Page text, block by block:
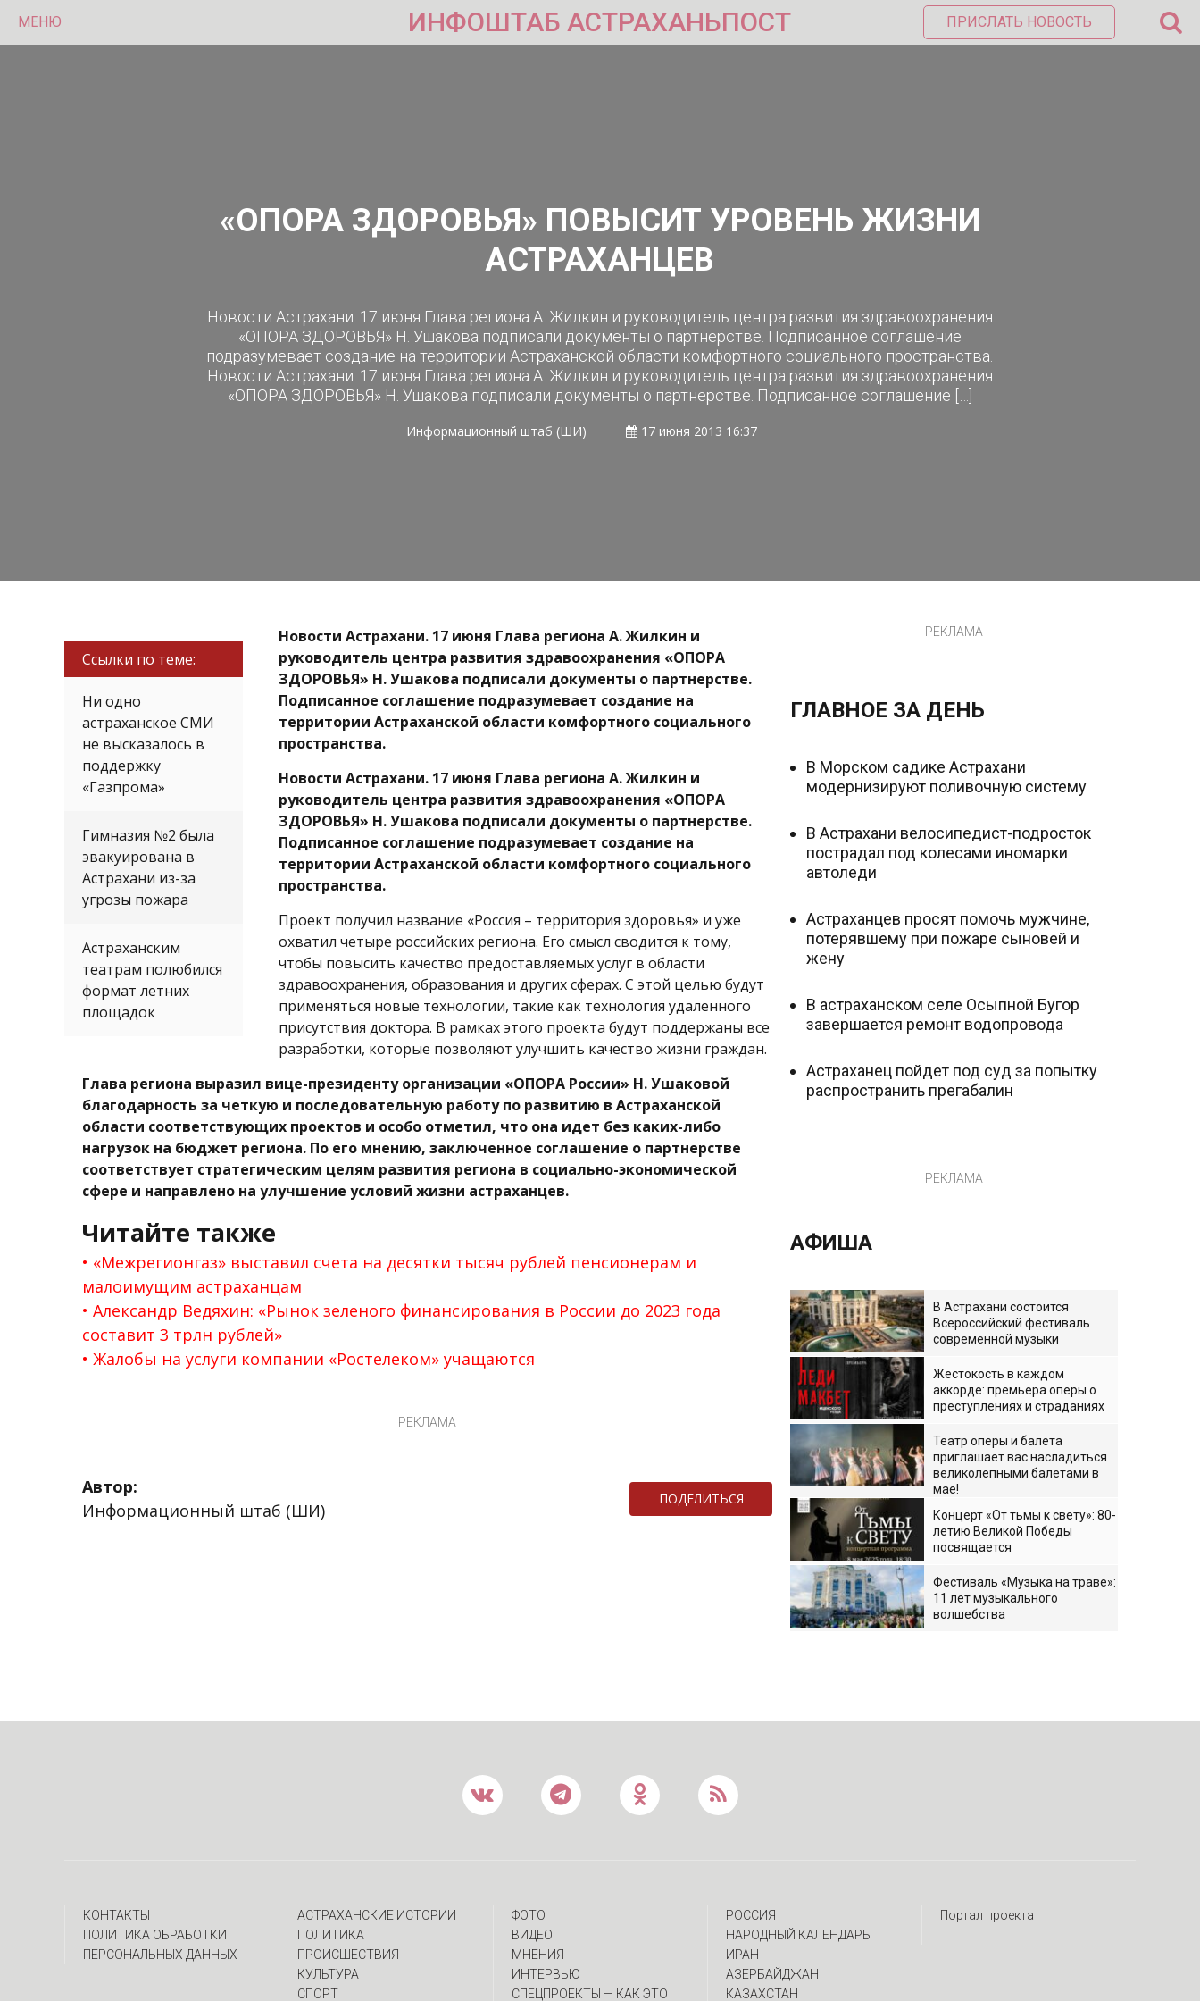
МЕНЮ ИНФОШТАБ АСТРАХАНЬПОСТ ПРИСЛАТЬ НОВОСТЬ
«ОПОРА ЗДОРОВЬЯ» ПОВЫСИТ УРОВЕНЬ ЖИЗНИ
АСТРАХАНЦЕВ
Новости Астрахани. 17 июня Глава региона А. Жилкин и руководитель центра развития здравоохранения
«ОПОРА ЗДОРОВЬЯ» Н. Ушакова подписали документы о партнерстве. Подписанное соглашение
подразумевает создание на территории Астраханской области комфортного социального пространства.
Новости Астрахани. 17 июня Глава региона А. Жилкин и руководитель центра развития здравоохранения
«ОПОРА ЗДОРОВЬЯ» Н. Ушакова подписали документы о партнерстве. Подписанное соглашение […]
Информационный штаб (ШИ) 17 июня 2013 16:37
Ссылки по теме:
Ни одно
астраханское СМИ
не высказалось в
поддержку
«Газпрома»
Гимназия №2 была
эвакуирована в
Астрахани из-за
угрозы пожара
Астраханским
театрам полюбился
формат летних
площадок
Новости Астрахани. 17 июня Глава региона А. Жилкин и
руководитель центра развития здравоохранения «ОПОРА
ЗДОРОВЬЯ» Н. Ушакова подписали документы о партнерстве.
Подписанное соглашение подразумевает создание на
территории Астраханской области комфортного социального
пространства.
Новости Астрахани. 17 июня Глава региона А. Жилкин и
руководитель центра развития здравоохранения «ОПОРА
ЗДОРОВЬЯ» Н. Ушакова подписали документы о партнерстве.
Подписанное соглашение подразумевает создание на
территории Астраханской области комфортного социального
пространства.
Проект получил название «Россия – территория здоровья» и уже
охватил четыре российских региона. Его смысл сводится к тому,
чтобы повысить качество предоставляемых услуг в области
здравоохранения, образования и других сферах. С этой целью будут
применяться новые технологии, такие как технология удаленного
присутствия доктора. В рамках этого проекта будут поддержаны все
разработки, которые позволяют улучшить качество жизни граждан.
Глава региона выразил вице-президенту организации «ОПОРА России» Н. Ушаковой
благодарность за четкую и последовательную работу по развитию в Астраханской
области соответствующих проектов и особо отметил, что она идет без каких-либо
нагрузок на бюджет региона. По его мнению, заключенное соглашение о партнерстве
соответствует стратегическим целям развития региона в социально-экономической
сфере и направлено на улучшение условий жизни астраханцев.
Читайте также
«Межрегионгаз» выставил счета на десятки тысяч рублей пенсионерам и
малоимущим астраханцам
Александр Ведяхин: «Рынок зеленого финансирования в России до 2023 года
составит 3 трлн рублей»
Жалобы на услуги компании «Ростелеком» учащаются
РЕКЛАМА
Автор:
Информационный штаб (ШИ)
ПОДЕЛИТЬСЯ
РЕКЛАМА
ГЛАВНОЕ ЗА ДЕНЬ
В Морском садике Астрахани
модернизируют поливочную систему
В Астрахани велосипедист-подросток
пострадал под колесами иномарки
автоледи
Астраханцев просят помочь мужчине,
потерявшему при пожаре сыновей и
жену
В астраханском селе Осыпной Бугор
завершается ремонт водопровода
Астраханец пойдет под суд за попытку
распространить прегабалин
РЕКЛАМА
АФИША
В Астрахани состоится
Всероссийский фестиваль
современной музыки
Жестокость в каждом
аккорде: премьера оперы о
преступлениях и страданиях
Театр оперы и балета
приглашает вас насладиться
великолепными балетами в
мае!
Концерт «От тьмы к свету»: 80-
летию Великой Победы
посвящается
Фестиваль «Музыка на траве»:
11 лет музыкального
волшебства
КОНТАКТЫ
ПОЛИТИКА ОБРАБОТКИ
ПЕРСОНАЛЬНЫХ ДАННЫХ
АСТРАХАНСКИЕ ИСТОРИИ
ПОЛИТИКА
ПРОИСШЕСТВИЯ
КУЛЬТУРА
СПОРТ
ФОТО
ВИДЕО
МНЕНИЯ
ИНТЕРВЬЮ
CПЕЦПРОЕКТЫ — КАК ЭТО
РОССИЯ
НАРОДНЫЙ КАЛЕНДАРЬ
ИРАН
АЗЕРБАЙДЖАН
КАЗАХСТАН
Портал проекта